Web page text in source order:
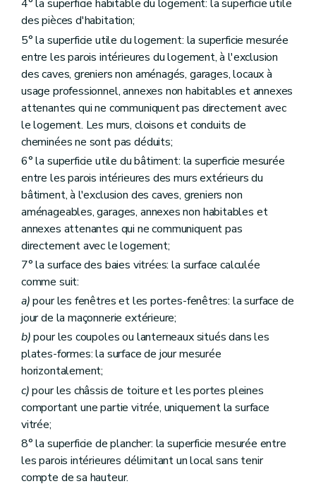
4° la superficie habitable du logement: la superficie utile
des pièces d'habitation;
5° la superficie utile du logement: la superficie mesurée
entre les parois intérieures du logement, à l'exclusion
des caves, greniers non aménagés, garages, locaux à
usage professionnel, annexes non habitables et annexes
attenantes qui ne communiquent pas directement avec
le logement. Les murs, cloisons et conduits de
cheminées ne sont pas déduits;
6° la superficie utile du bâtiment: la superficie mesurée
entre les parois intérieures des murs extérieurs du
bâtiment, à l'exclusion des caves, greniers non
aménageables, garages, annexes non habitables et
annexes attenantes qui ne communiquent pas
directement avec le logement;
7° la surface des baies vitrées: la surface calculée
comme suit:
a)pour les fenêtres et les portes-fenêtres: la surface de
jour de la maçonnerie extérieure;
b)pour les coupoles ou lanterneaux situés dans les
plates-formes: la surface de jour mesurée
horizontalement;
c)pour les châssis de toiture et les portes pleines
comportant une partie vitrée, uniquement la surface
vitrée;
8° la superficie de plancher: la superficie mesurée entre
les parois intérieures délimitant un local sans tenir
compte de sa hauteur.